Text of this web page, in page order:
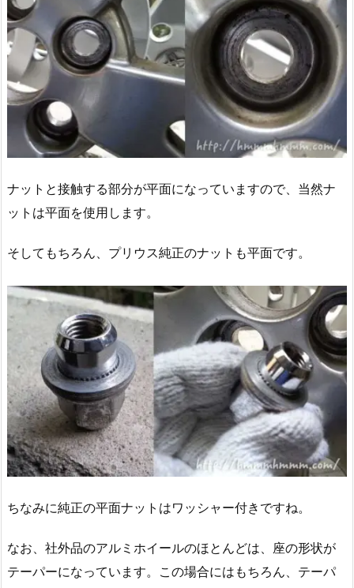
ナットと接触する部分が平面になっていますので、当然ナ
ットは平面を使用します。
そしてもちろん、プリウス純正のナットも平面です。
ちなみに純正の平面ナットはワッシャー付きですね。
なお、社外品のアルミホイールのほとんどは、座の形状が
テーパーになっています。この場合にはもちろん、テーパ